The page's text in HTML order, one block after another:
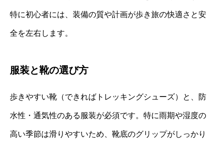
特に初心者には、装備の質や計画が歩き旅の快適さと安
全を左右します。
服装と靴の選び方
歩きやすい靴（できればトレッキングシューズ）と、防
水性・通気性のある服装が必須です。特に雨期や湿度の
高い季節は滑りやすいため、靴底のグリップがしっかり